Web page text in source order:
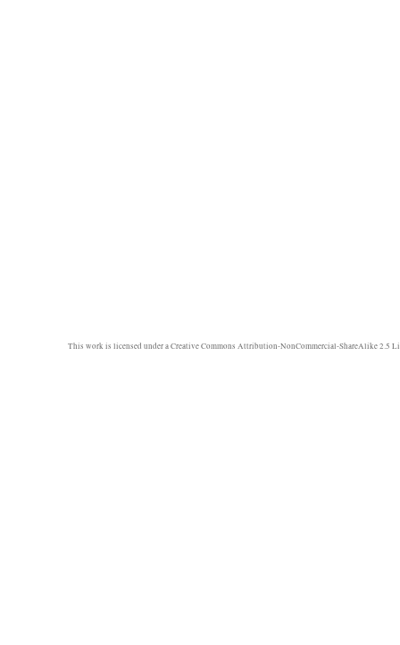
This work is licensed under aCreative Commons Attribution-NonCommercial-ShareAlike 2.5